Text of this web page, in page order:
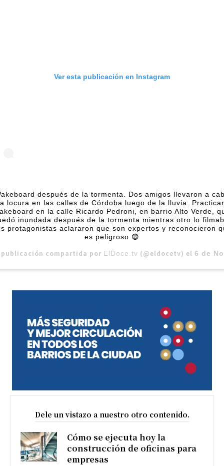
Ver esta publicación en Instagram
después de la tormenta. Dos amigos llevaron a
locura en las calles de Córdoba luego de la lluvia.
en la calle Ricardo Pedroni, en barrio Alto Verde,
inundada después de la tormenta mientras otro lo
protagonistas aclararon que son expertos y reconocieron
es peligroso 😨
publicación compartida por ElDoce.tv (@eldocetv) el 6 de Nov de 2018 a las
Dele un vistazo a nuestro otro contenido.
Cómo se ejecuta hoy la
construcción de oficinas para
empresas